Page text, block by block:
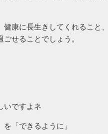
健康に長生きしてくれること
せることでしょう。
いですよネ
「できるように」